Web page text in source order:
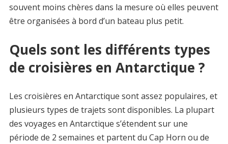
souvent moins chères dans la mesure où elles peuvent
être organisées à bord d’un bateau plus petit.
Quels sont les différents types
de croisières en Antarctique ?
Les croisières en Antarctique sont assez populaires, et
plusieurs types de trajets sont disponibles. La plupart
des voyages en Antarctique s’étendent sur une
période de 2 semaines et partent du Cap Horn ou de